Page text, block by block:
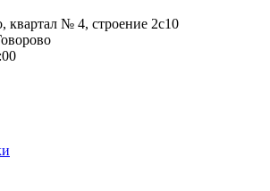
квартал № 4, строение 2с10